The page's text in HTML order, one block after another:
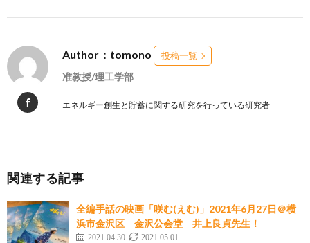
Author：tomono 投稿一覧
准教授/理工学部
エネルギー創生と貯蓄に関する研究を行っている研究者
関連する記事
全編手話の映画「咲む(えむ)」2021年6月27日＠横
浜市金沢区 金沢公会堂 井上良貞先生！
2021.04.30 2021.05.01